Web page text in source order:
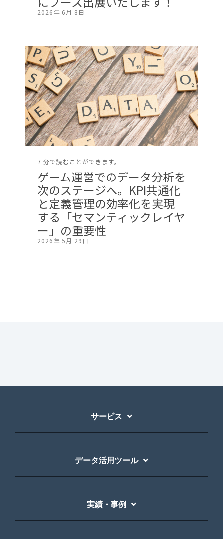
2026年 6月 8日
7 分で読むことができます。
ゲーム運営でのデータ分析を
次のステージへ。KPI共通化
と定義管理の効率化を実現
する「セマンティックレイヤ
ー」の重要性
2026年 5月 29日
サービス
データ活用ツール
実績・事例